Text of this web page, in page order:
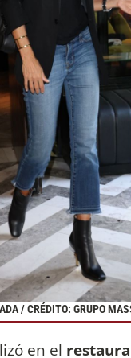
/ CRÉDITO: GRUPO
en el